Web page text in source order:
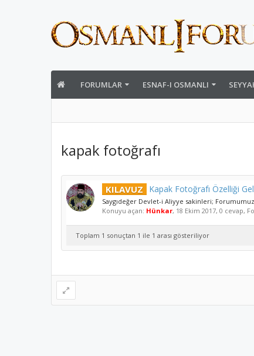
FORUMLAR ESNAF-I OSMANLI
kapak fotoğrafı
KILAVUZ Kapak Fotoğrafı Özelliği
Saygıdeğer Devlet-i Aliyye sakinleri;
Konuyu açan: Hünkar, 18 Ekim 2017, 0 cevap,
Toplam 1 sonuçtan 1 ile 1 arası gösteriliyor